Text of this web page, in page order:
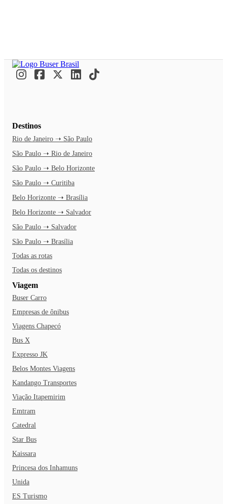
Destinos
Rio de Janeiro ➝ São Paulo
São Paulo ➝ Rio de Janeiro
São Paulo ➝ Belo Horizonte
São Paulo ➝ Curitiba
Belo Horizonte ➝ Brasília
Belo Horizonte ➝ Salvador
São Paulo ➝ Salvador
São Paulo ➝ Brasília
Todas as rotas
Todas os destinos
Viagem
Buser Carro
Empresas de ônibus
Viagens Chapecó
Bus X
Expresso JK
Belos Montes Viagens
Kandango Transportes
Viação Itapemirim
Emtram
Catedral
Star Bus
Kaissara
Princesa dos Inhamuns
Unida
ES Turismo